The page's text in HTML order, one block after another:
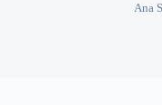
Ana